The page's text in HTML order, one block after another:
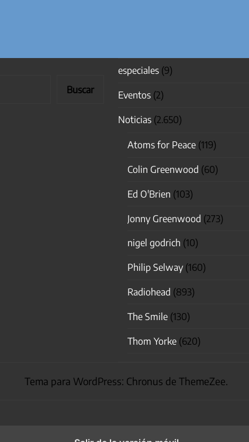
Buscar
especiales(9)
Eventos(2)
Noticias(2.650)
Atoms for Peace(119)
Colin Greenwood (60)
Ed O'Brien (103)
Jonny Greenwood (273)
nigel godrich (10)
Philip Selway(160)
Radiohead (893)
The Smile(130)
Thom Yorke(620)
Tema para WordPress: Chronus de ThemeZee.